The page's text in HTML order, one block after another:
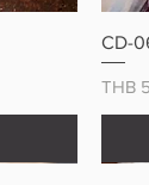
CD-
価格
THB